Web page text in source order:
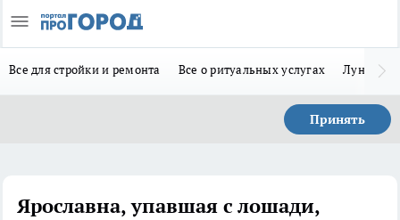
Все для стройки и ремонта Все о ритуальных услугах Лунно-
Принять
Ярославна, упавшая с лошади,